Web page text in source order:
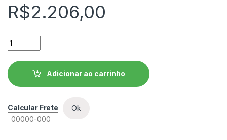
R$2.206,00
Inversor de Frequência WEG CFW300 -
Adicionar ao carrinho
Calcular Frete Ok